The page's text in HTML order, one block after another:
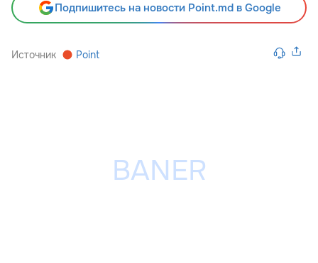
Подпишитесь на новости Point.md в Google
Источник Point